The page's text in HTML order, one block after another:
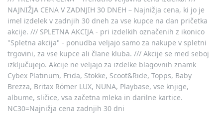
NAJNIŽJA CENA V ZADNJIH 30 DNEH – Najnižja cena, ki jo je
imel izdelek v zadnjih 30 dneh za vse kupce na dan pričetka
akcije. /// SPLETNA AKCIJA - pri izdelkih označenih z ikonico
"Spletna akcija" - ponudba veljajo samo za nakupe v spletni
trgovini, za vse kupce ali člane kluba. /// Akcije se med seboj
izključujejo. Akcije ne veljajo za izdelke blagovnih znamk
Cybex Platinum, Frida, Stokke, Scoot&Ride, Topps, Baby
Brezza, Britax Römer LUX, NUNA, Playbase, vse knjige,
albume, sličice, vsa začetna mleka in darilne kartice.
NC30=Najnižja cena zadnjih 30 dni